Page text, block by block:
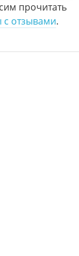
прочитать
с отзывами.